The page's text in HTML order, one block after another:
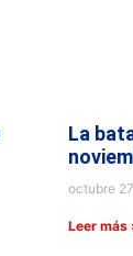
La
octubre
Leer más